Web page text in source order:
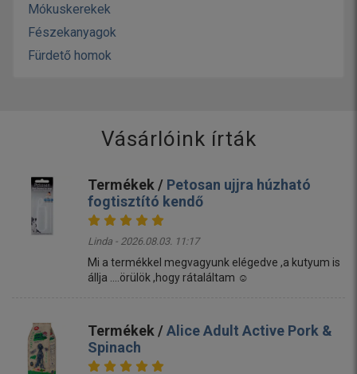
Mókuskerekek
Fészekanyagok
Fürdető homok
Vásárlóink írták
Termékek / Petosan ujjra húzható
fogtisztító kendő
Linda - 2026.08.03. 11:17
Mi a termékkel megvagyunk elégedve ,a kutyum is
állja ....örülök ,hogy rátaláltam ☺️
Termékek /Alice Adult Active Pork &
Spinach